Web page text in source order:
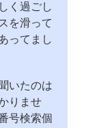
く過ごし
を滑って
ってまし
いたのは
りませ
号検索個